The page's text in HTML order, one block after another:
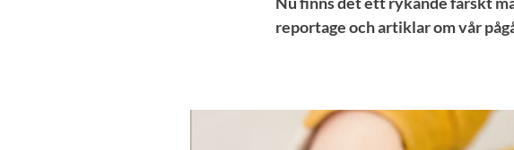
reportage och artiklar om vår